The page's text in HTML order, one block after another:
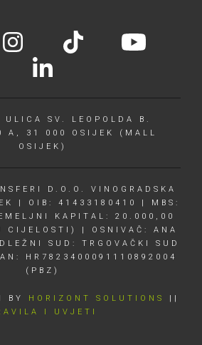
ULICA SV. LEOPOLDA B.
A, 31 000 OSIJEK (MALL
OSIJEK)
D.O.O. VINOGRADSKA
| OIB: 41433180410 | MBS:
KAPITAL: 20.000,00
CIJELOSTI) | OSNIVAČ: ANA
SUD: TRGOVAČKI SUD
HR7823400091110892004
(PBZ)
BY HORIZONT SOLUTIONS
||
I UVJETI